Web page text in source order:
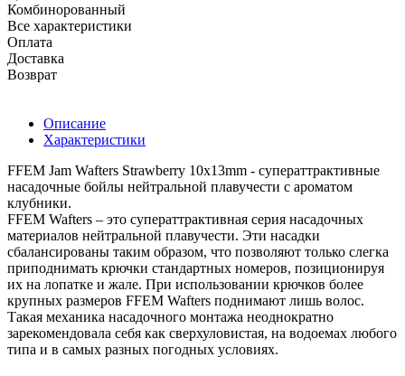
Комбинорованный
Все характеристики
Оплата
Доставка
Возврат
Описание
Характеристики
FFEM Jam Wafters Strawberry 10x13mm - суператтрактивные
насадочные бойлы нейтральной плавучести с ароматом
клубники.
FFEM Wafters – это суператтрактивная серия насадочных
материалов нейтральной плавучести. Эти насадки
сбалансированы таким образом, что позволяют только слегка
приподнимать крючки стандартных номеров, позиционируя
их на лопатке и жале. При использовании крючков более
крупных размеров FFEM Wafters поднимают лишь волос.
Такая механика насадочного монтажа неоднократно
зарекомендовала себя как сверхуловистая, на водоемах любого
типа и в самых разных погодных условиях.